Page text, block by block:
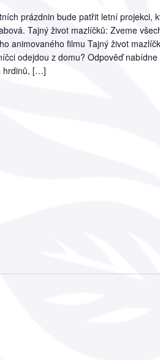
prázdnin bude patřit letní projekci,
Tajný život mazlíčků: Zveme
animovaného filmu Tajný život
odejdou z domu? Odpověď
hrdinů, […]